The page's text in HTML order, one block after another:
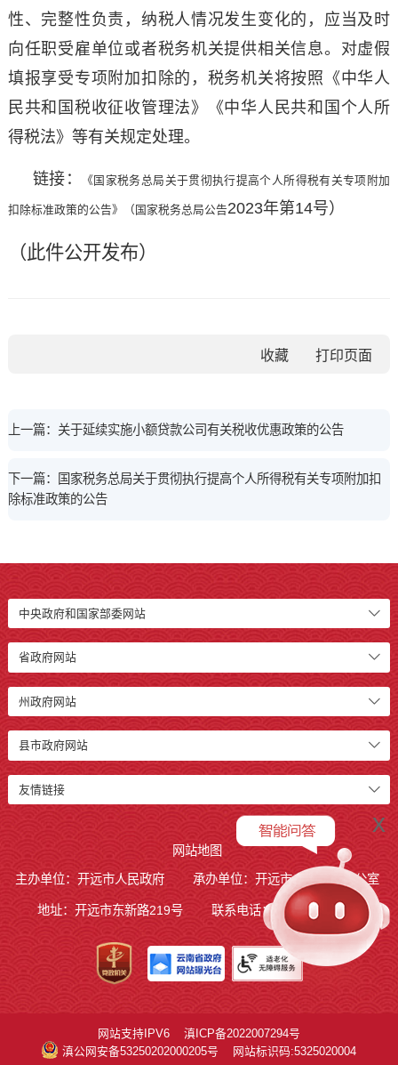
性、完整性负责，纳税人情况发生变化的，应当及时
向任职受雇单位或者税务机关提供相关信息。对虚假
填报享受专项附加扣除的，税务机关将按照《中华人
民共和国税收征收管理法》《中华人民共和国个人所
得税法》等有关规定处理。
链接： 《国家税务总局关于贯彻执行提高个人所得税有关专项附加
扣除标准政策的公告》（国家税务总局公告2023年第14号）
（此件公开发布）
收藏
上一篇：关于延续实施小额贷款公司有关税收优惠政策的公告
下一篇：国家税务总局关于贯彻执行提高个人所得税有关专项附加扣
除标准政策的公告
中央政府和国家部委网站
省政府网站
州政府网站
县市政府网站
友情链接
网站地图
主办单位：开远市人民政府
承办单位：开远市人民政府办公室
地址：开远市东新路219号 联系电话：0873-7236877
网站支持IPV6
滇ICP备2022007294号
滇公网安备53250202000205号
网站标识码:5325020004
x